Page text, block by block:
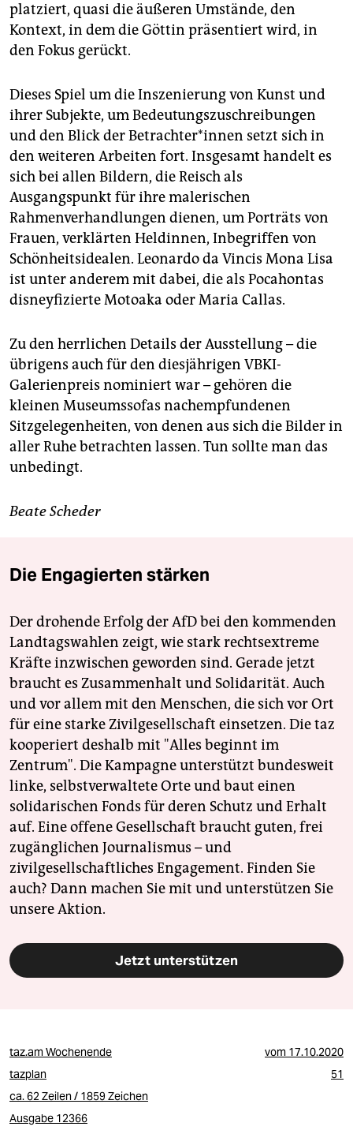
platziert, quasi die äußeren Umstände, den
Kontext, in dem die Göttin präsentiert wird, in
den Fokus gerückt.
Dieses Spiel um die Inszenierung von Kunst und
ihrer Subjekte, um Bedeutungszuschreibungen
und den Blick der Betrachter*innen setzt sich in
den weiteren Arbeiten fort. Insgesamt handelt es
sich bei allen Bildern, die Reisch als
Ausgangspunkt für ihre malerischen
Rahmenverhandlungen dienen, um Porträts von
Frauen, verklärten Heldinnen, Inbegriffen von
Schönheitsidealen. Leonardo da Vincis Mona Lisa
ist unter anderem mit dabei, die als Pocahontas
disneyfizierte Motoaka oder Maria Callas.
Zu den herrlichen Details der Ausstellung – die
übrigens auch für den diesjährigen VBKI-
Galerienpreis nominiert war – gehören die
kleinen Museumssofas nachempfundenen
Sitzgelegenheiten, von denen aus sich die Bilder in
aller Ruhe betrachten lassen. Tun sollte man das
unbedingt.
Beate Scheder
Die Engagierten stärken
Der drohende Erfolg der AfD bei den kommenden
Landtagswahlen zeigt, wie stark rechtsextreme
Kräfte inzwischen geworden sind. Gerade jetzt
braucht es Zusammenhalt und Solidarität. Auch
und vor allem mit den Menschen, die sich vor Ort
für eine starke Zivilgesellschaft einsetzen. Die taz
kooperiert deshalb mit "Alles beginnt im
Zentrum". Die Kampagne unterstützt bundesweit
linke, selbstverwaltete Orte und baut einen
solidarischen Fonds für deren Schutz und Erhalt
auf. Eine offene Gesellschaft braucht guten, frei
zugänglichen Journalismus – und
zivilgesellschaftliches Engagement. Finden Sie
auch? Dann machen Sie mit und unterstützen Sie
unsere Aktion.
Jetzt unterstützen
taz.am Wochenende vom 17.10.2020
tazplan
51
ca. 62 Zeilen / 1859 Zeichen
Ausgabe 12366